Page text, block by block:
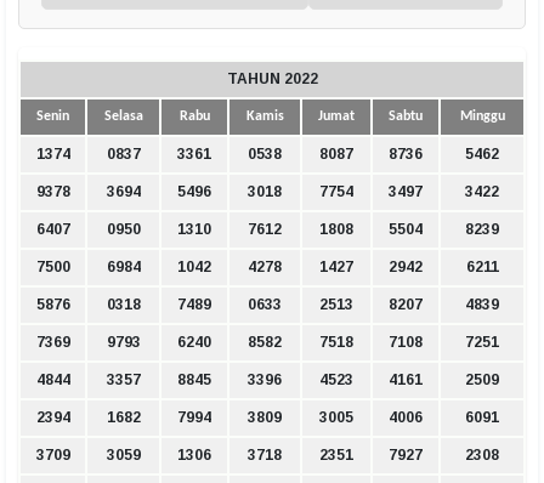
TAHUN 2022
Senin Selasa Rabu Kamis Jumat Sabtu Minggu
1374 0837 3361 0538 8087 8736 5462
9378 3694 5496 3018 7754 3497 3422
6407 0950 1310 7612 1808 5504 8239
7500 6984 1042 4278 1427 2942 6211
5876 0318 7489 0633 2513 8207 4839
7369 9793 6240 8582 7518 7108 7251
4844 3357 8845 3396 4523 4161 2509
2394 1682 7994 3809 3005 4006 6091
3709 3059 1306 3718 2351 7927 2308